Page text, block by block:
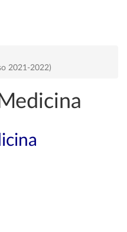
2021-2022)